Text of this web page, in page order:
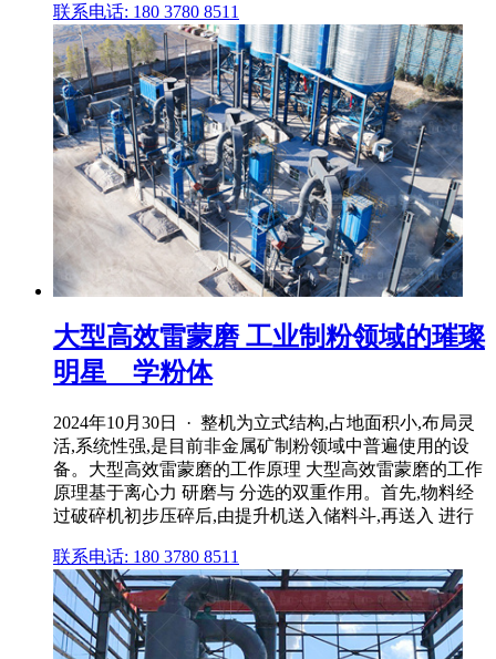
联系电话: 180 3780 8511
大型高效雷蒙磨 工业制粉领域的璀璨
明星 _ 学粉体
2024年10月30日 · 整机为立式结构,占地面积小,布局灵
活,系统性强,是目前非金属矿制粉领域中普遍使用的设
备。大型高效雷蒙磨的工作原理 大型高效雷蒙磨的工作
原理基于离心力 研磨与 分选的双重作用。首先,物料经
过破碎机初步压碎后,由提升机送入储料斗,再送入 进行
联系电话: 180 3780 8511